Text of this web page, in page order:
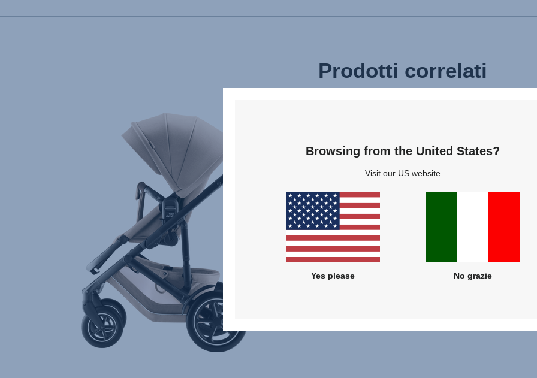
Prodotti correlati
Browsing from the United States?
Visit our US website
Yes please No grazie